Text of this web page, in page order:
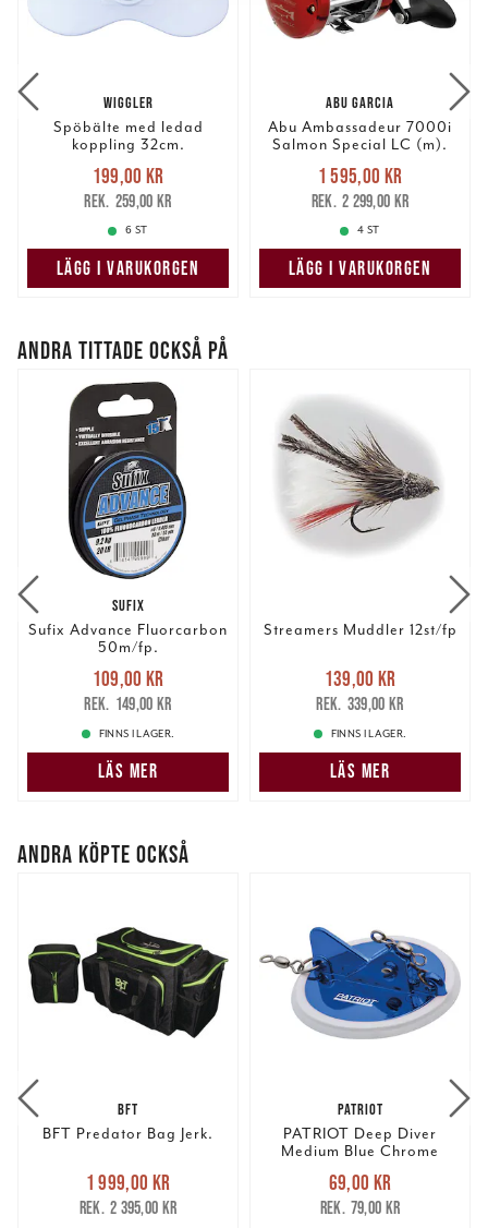
vidarebefordrar även sådana identifierare och annan
information från din enhet till de sociala medier och
Dessa kan i sin tur kombinera informationen med annan
information som du har tillhandahållit eller som de har
samlat in när du har använt deras tjänster.
WIGGLER
Spöbälte med ledad
koppling 32cm.
Nuvarande pris
199,00 krTidigare pris
259,00 kr
199,00 kr
259,00 kr
6 ST
LÄGG I VARUKORGEN
ABU GARCIA
Abu Ambassadeur 7000i
Salmon Special LC (m).
Nuvarande pris
1 595,00 krTidigare pris
2 299,00 kr
1 595,00 kr
2 299,00 kr
4 ST
LÄGG I VARUKORGEN
ANDRA TITTADE OCKSÅ PÅ
SUFIX
Sufix Advance Fluorcarbon
50m/fp.
Nuvarande pris
109,00 krTidigare pris
149,00 kr
109,00 kr
149,00 kr
FINNS I LAGER.
LÄS MER
Streamers Muddler 12st/fp
Nuvarande pris
139,00 krTidigare pris
339,00 kr
139,00 kr
339,00 kr
FINNS I LAGER.
LÄS MER
ANDRA KÖPTE OCKSÅ
BFT
BFT Predator Bag Jerk.
Nuvarande pris
1 999,00 krTidigare pris
2 395,00 kr
1 999,00 kr
2 395,00 kr
PATRIOT
PATRIOT Deep Diver
Medium Blue Chrome
Nuvarande pris
69,00 krTidigare pris
79,00 kr
69,00 kr
79,00 kr